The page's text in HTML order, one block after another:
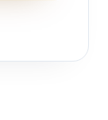
pas